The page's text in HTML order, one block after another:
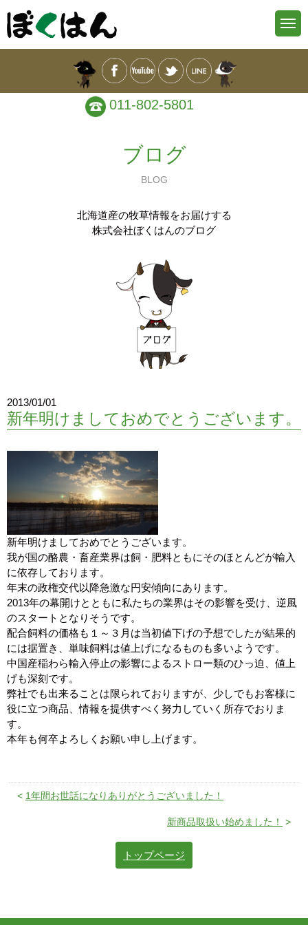
011-802-5801
ブログ
BLOG
北海道産の牧草情報をお届けする
株式会社ぼくはんのブログ
2013/01/01
新年明けましておめでとうございます。
新年明けましておめでとうございます。
我が国の酪農・畜産業界は飼・肥料ともにそのほとんどが輸入
に依存しております。
年末の政権交代以降急激な円安傾向にあります。
2013年の幕開けとともに私たちの業界はその影響を受け、逆風
のスタートとなりそうです。
配合飼料の価格も１～３月は当初値下げの予想でしたが結果的
には据置き、単味飼料は値上げになるものも多いようです。
中国産稲わら輸入停止の影響によるストロー類のひっ迫、値上
げも深刻です。
弊社でも出来ることは限られておりますが、少しでもお客様に
役に立つ商品、情報を提供すべく努力していく所存でおりま
す。
本年も何卒よろしくお願い申し上げます。
< 1年間お世話になりありがとうございました！
新商品取扱い始めました！ >
トップページ